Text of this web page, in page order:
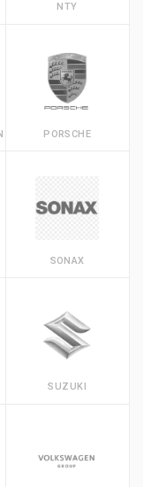
NTY
PORSCHE
SONAX
SUZUKI